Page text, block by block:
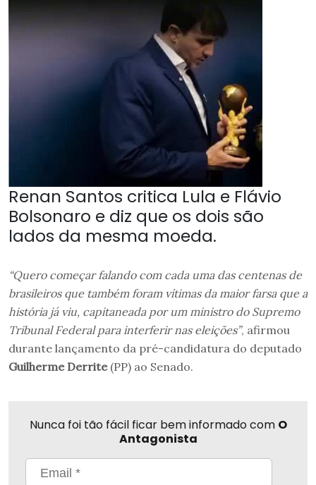
Renan Santos critica Lula e Flávio
Bolsonaro e diz que os dois são
lados da mesma moeda.
“Quero começar falando com cada uma das centenas de
brasileiros que também foram vítimas da maior farsa que a
história já viu, capitaneada por um ministro do Supremo
Tribunal Federal para interferir nas eleições”, afirmou
durante lançamento da pré-candidatura do deputado
Guilherme Derrite (PP) ao Senado.
Nunca foi tão fácil ficar bem informado com O
Antagonista